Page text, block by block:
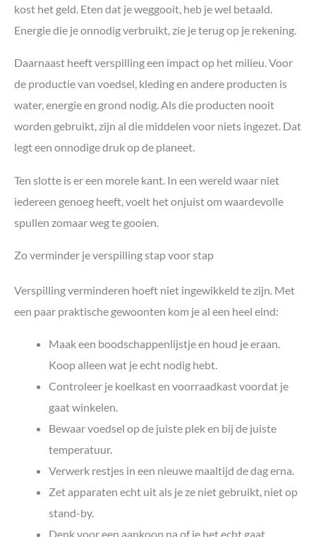
kost het geld. Eten dat je weggooit, heb je wel betaald.
Energie die je onnodig verbruikt, zie je terug op je rekening.
Daarnaast heeft verspilling een impact op het milieu. Voor
de productie van voedsel, kleding en andere producten is
water, energie en grond nodig. Als die producten nooit
worden gebruikt, zijn al die middelen voor niets ingezet. Dat
legt een onnodige druk op de planeet.
Ten slotte is er een morele kant. In een wereld waar niet
iedereen genoeg heeft, voelt het onjuist om waardevolle
spullen zomaar weg te gooien.
Zo verminder je verspilling stap voor stap
Verspilling verminderen hoeft niet ingewikkeld te zijn. Met
een paar praktische gewoonten kom je al een heel eind:
Maak een boodschappenlijstje en houd je eraan.
Koop alleen wat je echt nodig hebt.
Controleer je koelkast en voorraadkast voordat je
gaat winkelen.
Bewaar voedsel op de juiste plek en bij de juiste
temperatuur.
Verwerk restjes in een nieuwe maaltijd de dag erna.
Zet apparaten echt uit als je ze niet gebruikt, niet op
stand-by.
Denk voor een aankoop na of je het echt gaat